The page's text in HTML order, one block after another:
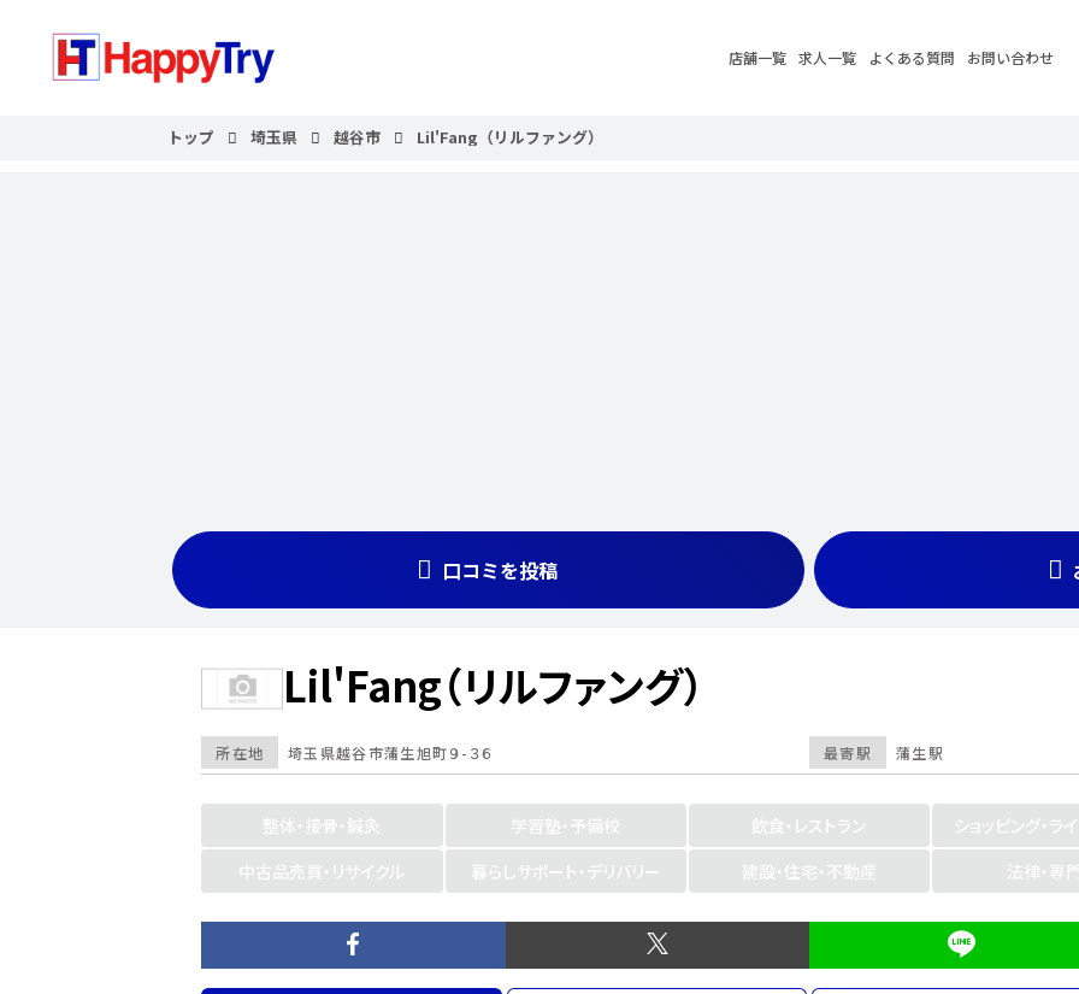
店舗一覧 求人一覧 よくある質問 お問い合わせ
トップ 埼玉県 越谷市 Lil'Fang（リルファング）
口コミを投稿
Lil'Fang（リルファング）
最寄駅 蒲生駅
所在地 埼玉県越谷市蒲生旭町９-３６
整体・接骨・鍼灸 学習塾・予備校 飲食・レストラン
ショッピング・ラ
中古品売買・リサイクル
暮らしサポート・デリバリー 建設・住宅・不動産 法律・専